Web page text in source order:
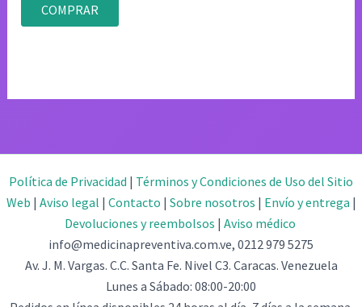
4.75
de 5
COMPRAR
Política de Privacidad | Términos y Condiciones de Uso del Sitio
Web | Aviso legal | Contacto | Sobre nosotros | Envío y entrega |
Devoluciones y reembolsos | Aviso médico
info@medicinapreventiva.com.ve, 0212 979 5275
Av. J. M. Vargas. C.C. Santa Fe. Nivel C3. Caracas. Venezuela
Lunes a Sábado: 08:00-20:00